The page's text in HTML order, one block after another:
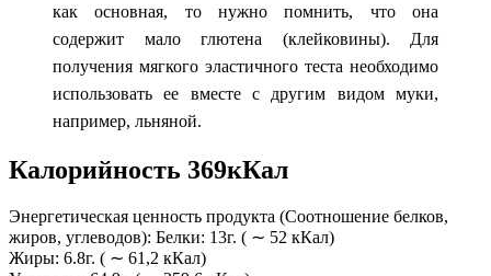
как основная, то нужно помнить, что она
содержит мало глютена (клейковины). Для
получения мягкого эластичного теста необходимо
использовать ее вместе с другим видом муки,
например, льняной.
Калорийность 369кКал
Энергетическая ценность продукта (Соотношение белков,
жиров, углеводов): Белки: 13г. ( ∼ 52 кКал)
Жиры: 6.8г. ( ∼ 61,2 кКал)